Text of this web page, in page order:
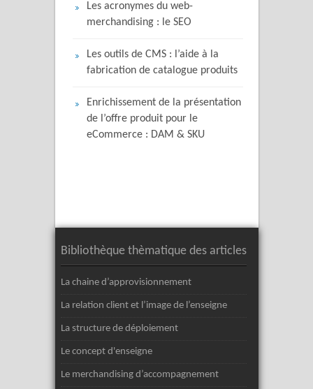
Les acronymes du web-
merchandising : le SEO
Les outils de CMS : l’aide à la
fabrication de catalogue produits
Enrichissement de la présentation
de l’offre produit pour le
eCommerce : DAM & SKU
Bibliothèque thèmatique des articles
La chaine d’approvisionnement
La relation client et l’image de l’enseigne
La structure de déploiement
Le concept d'enseigne
Le merchandising d’accompagnement